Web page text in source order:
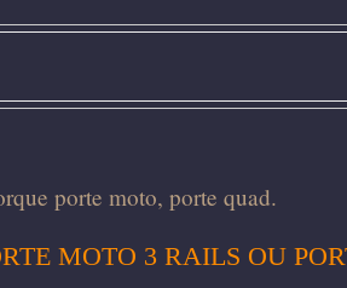
porte moto, porte quad.
MOTO 3 RAILS OU